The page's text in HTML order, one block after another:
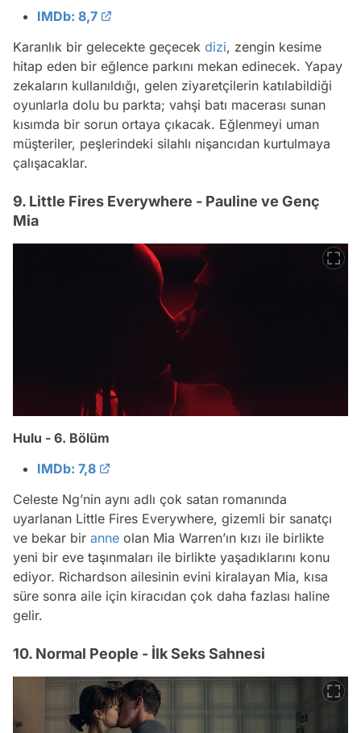
IMDb: 8,7
Karanlık bir gelecekte geçecek dizi, zengin kesime
hitap eden bir eğlence parkını mekan edinecek. Yapay
zekaların kullanıldığı, gelen ziyaretçilerin katılabildiği
oyunlarla dolu bu parkta; vahşi batı macerası sunan
kısımda bir sorun ortaya çıkacak. Eğlenmeyi uman
müşteriler, peşlerindeki silahlı nişancıdan kurtulmaya
çalışacaklar.
9. Little Fires Everywhere - Pauline ve Genç
Mia
Hulu - 6. Bölüm
IMDb: 7,8
Celeste Ng’nin aynı adlı çok satan romanında
uyarlanan Little Fires Everywhere, gizemli bir sanatçı
ve bekar bir anne olan Mia Warren’ın kızı ile birlikte
yeni bir eve taşınmaları ile birlikte yaşadıklarını konu
ediyor. Richardson ailesinin evini kiralayan Mia, kısa
süre sonra aile için kiracıdan çok daha fazlası haline
gelir.
10. Normal People - İlk Seks Sahnesi